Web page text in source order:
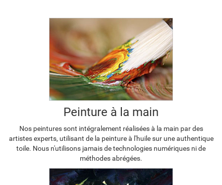
Peinture à la main
Nos peintures sont intégralement réalisées à la main par des
artistes experts, utilisant de la peinture à l'huile sur une authentique
toile. Nous n'utilisons jamais de technologies numériques ni de
méthodes abrégées.